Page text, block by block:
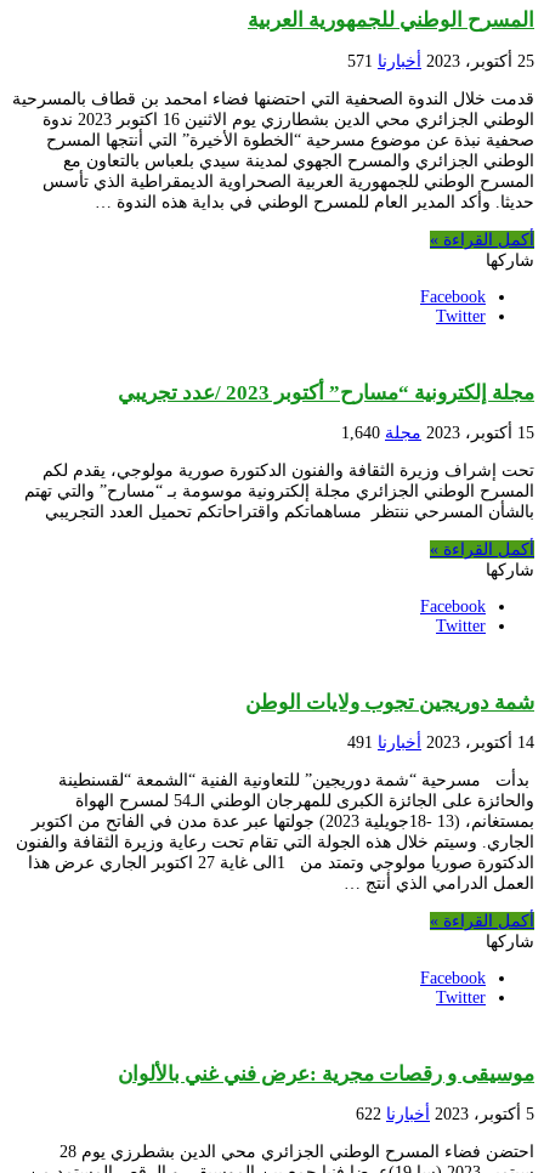
المسرح الوطني للجمهورية العربية
25 أكتوبر، 2023 أخبارنا 571
قدمت خلال الندوة الصحفية التي احتضنها فضاء امحمد بن قطاف بالمسرحية
الوطني الجزائري محي الدين بشطارزي يوم الاثنين 16 اكتوبر 2023 ندوة
صحفية نبذة عن موضوع مسرحية “الخطوة الأخيرة” التي أنتجها المسرح
الوطني الجزائري والمسرح الجهوي لمدينة سيدي بلعباس بالتعاون مع
المسرح الوطني للجمهورية العربية الصحراوية الديمقراطية الذي تأسس
حديثا. وأكد المدير العام للمسرح الوطني في بداية هذه الندوة …
أكمل القراءة »
شاركها
Facebook
Twitter
مجلة إلكترونية “مسارح” أكتوبر 2023 /عدد تجريبي
15 أكتوبر، 2023 مجلة 1,640
تحت إشراف وزيرة الثقافة والفنون الدكتورة صورية مولوجي، يقدم لكم
المسرح الوطني الجزائري مجلة إلكترونية موسومة بـ “مسارح” والتي تهتم
بالشأن المسرحي ننتظر مساهماتكم واقتراحاتكم تحميل العدد التجريبي
أكمل القراءة »
شاركها
Facebook
Twitter
شمة دوريجين تجوب ولايات الوطن
14 أكتوبر، 2023 أخبارنا 491
بدأت مسرحية “شمة دوريجين” للتعاونية الفنية “الشمعة “لقسنطينة
والحائزة على الجائزة الكبرى للمهرجان الوطني الـ54 لمسرح الهواة
بمستغانم، (13 -18جويلية 2023) جولتها عبر عدة مدن في الفاتح من اكتوبر
الجاري. وسيتم خلال هذه الجولة التي تقام تحت رعاية وزيرة الثقافة والفنون
الدكتورة صوريا مولوجي وتمتد من 1الى غاية 27 اكتوبر الجاري عرض هذا
العمل الدرامي الذي أنتج …
أكمل القراءة »
شاركها
Facebook
Twitter
موسيقى و رقصات مجرية :عرض فني غني بالألوان
5 أكتوبر، 2023 أخبارنا 622
احتضن فضاء المسرح الوطني الجزائري محي الدين بشطرزي يوم 28